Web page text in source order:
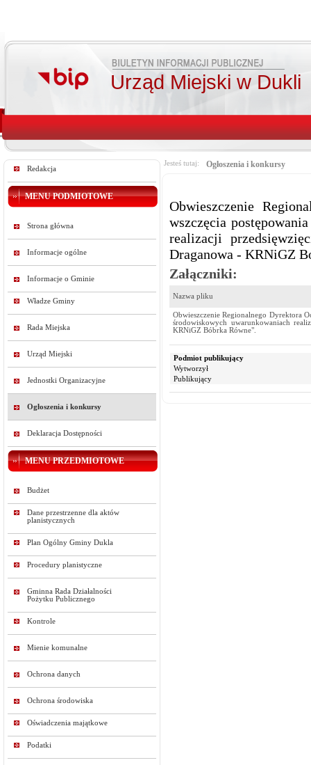
Urząd Miejski w Dukli
Redakcja
MENU PODMIOTOWE
Strona główna
Informacje ogólne
Informacje o Gminie
Władze Gminy
Rada Miejska
Urząd Miejski
Jednostki Organizacyjne
Ogłoszenia i konkursy
Deklaracja Dostępności
MENU PRZEDMIOTOWE
Budżet
Dane przestrzenne dla aktów
planistycznych
Plan Ogólny Gminy Dukla
Procedury planistyczne
Gminna Rada Działalności
Pożytku Publicznego
Kontrole
Mienie komunalne
Ochrona danych
Ochrona środowiska
Oświadczenia majątkowe
Podatki
Jesteś tutaj: Ogłoszenia i konkursy
Obwieszczenie
wszczęcia
realizacji
Draganowa - KRNiGZ
Załączniki:
Nazwa pliku
Obwieszczenie Regionalnego Dyrektora
środowiskowych uwarunkowaniach
KRNiGZ Bóbrka Równe".
Podmiot publikujący
Wytworzył
Publikujący